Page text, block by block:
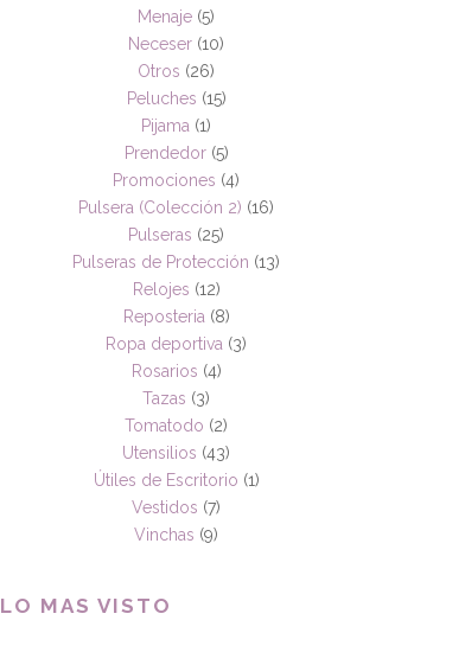
Menaje (5)
Neceser (10)
Otros (26)
Peluches (15)
Pijama (1)
Prendedor (5)
Promociones (4)
Pulsera (Colección 2) (16)
Pulseras (25)
Pulseras de Protección (13)
Relojes (12)
Reposteria (8)
Ropa deportiva (3)
Rosarios (4)
Tazas (3)
Tomatodo (2)
Utensilios (43)
Útiles de Escritorio (1)
Vestidos (7)
Vinchas (9)
LO MAS VISTO